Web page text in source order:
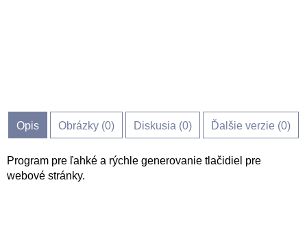
Opis Obrázky (0) Diskusia (0) Ďalšie verzie (0)
Program pre ľahké a rýchle generovanie tlačidiel pre
webové stránky.